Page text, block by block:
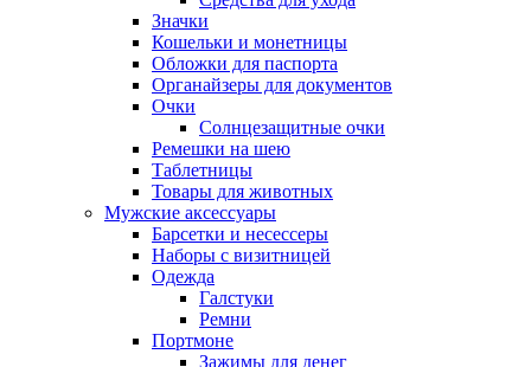
Значки
Кошельки и монетницы
Обложки для паспорта
Органайзеры для документов
Очки
Солнцезащитные очки
Ремешки на шею
Таблетницы
Товары для животных
Мужские аксессуары
Барсетки и несессеры
Наборы с визитницей
Одежда
Галстуки
Ремни
Портмоне
Зажимы для денег